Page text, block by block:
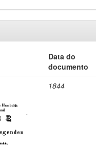
Data do
documento
1844